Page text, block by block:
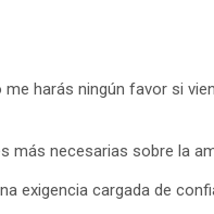
harás ningún favor si
más necesarias sobre la
exigencia cargada de